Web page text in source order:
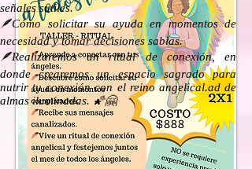
señales sutiles.
🪶Cómo solicitar su ayuda en momentos de
necesidad y tomar decisiones sabias.
🪶Realizaremos un ritual de conexión, en
donde crearemos un espacio sagrado para
nutrir tu conexión con el reino angelical.ad de
almas iluminadas. 🌠🤗